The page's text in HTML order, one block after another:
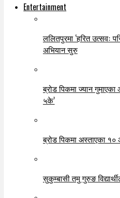
Entertainment
ललितपुरमा ‘हरित उत्सवः
अभियान सुरु
ब्रोड पिकमा ज्यान गुमाएका
५के’
ब्रोड पिकमा अस्ताएका १०
सुकुम्बासी तमु गुरुङ